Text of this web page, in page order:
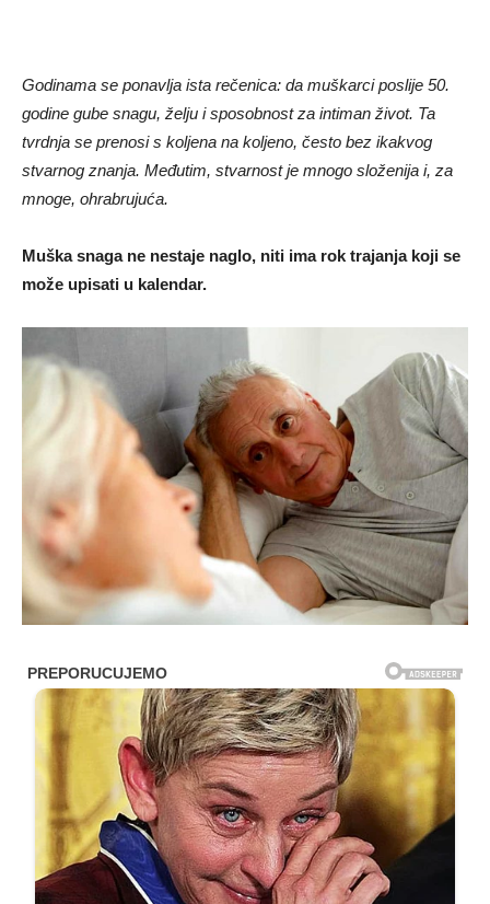
Godinama se ponavlja ista rečenica: da muškarci poslije 50.
godine gube snagu, želju i sposobnost za intiman život. Ta
tvrdnja se prenosi s koljena na koljeno, često bez ikakvog
stvarnog znanja. Međutim, stvarnost je mnogo složenija i, za
mnoge, ohrabrujuća.
Muška snaga ne nestaje naglo, niti ima rok trajanja koji se
može upisati u kalendar.